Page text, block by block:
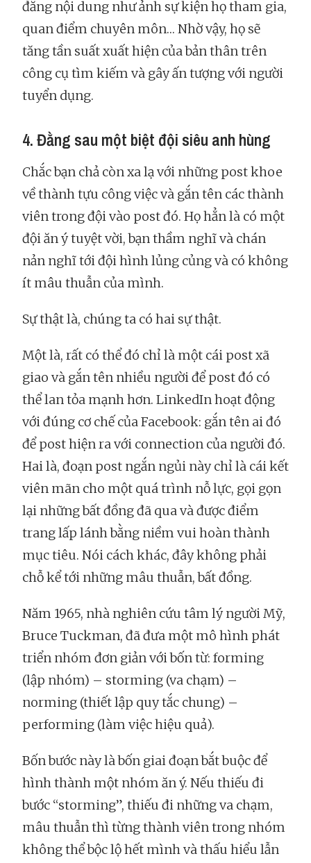
đăng nội dung như ảnh sự kiện họ tham gia,
quan điểm chuyên môn… Nhờ vậy, họ sẽ
tăng tần suất xuất hiện của bản thân trên
công cụ tìm kiếm và gây ấn tượng với người
tuyển dụng.
4. Đằng sau một biệt đội siêu anh hùng
Chắc bạn chả còn xa lạ với những post khoe
về thành tựu công việc và gắn tên các thành
viên trong đội vào post đó. Họ hẳn là có một
đội ăn ý tuyệt vời, bạn thầm nghĩ và chán
nản nghĩ tới đội hình lủng củng và có không
ít mâu thuẫn của mình.
Sự thật là, chúng ta có hai sự thật.
Một là, rất có thể đó chỉ là một cái post xã
giao và gắn tên nhiều người để post đó có
thể lan tỏa mạnh hơn. LinkedIn hoạt động
với đúng cơ chế của Facebook: gắn tên ai đó
để post hiện ra với connection của người đó.
Hai là, đoạn post ngắn ngủi này chỉ là cái kết
viên mãn cho một quá trình nỗ lực, gọi gọn
lại những bất đồng đã qua và được điểm
trang lấp lánh bằng niềm vui hoàn thành
mục tiêu. Nói cách khác, đây không phải
chỗ kể tới những mâu thuẫn, bất đồng.
Năm 1965, nhà nghiên cứu tâm lý người Mỹ,
Bruce Tuckman, đã đưa một mô hình phát
triển nhóm đơn giản với bốn từ: forming
(lập nhóm) – storming (va chạm) –
norming (thiết lập quy tắc chung) –
performing (làm việc hiệu quả).
Bốn bước này là bốn giai đoạn bắt buộc để
hình thành một nhóm ăn ý. Nếu thiếu đi
bước “storming”, thiếu đi những va chạm,
mâu thuẫn thì từng thành viên trong nhóm
không thể bộc lộ hết mình và thấu hiểu lẫn